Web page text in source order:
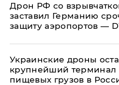
​Дрон РФ со
заставил Германию
защиту аэропортов —
Украинские дроны
крупнейший терминал
пищевых грузов в